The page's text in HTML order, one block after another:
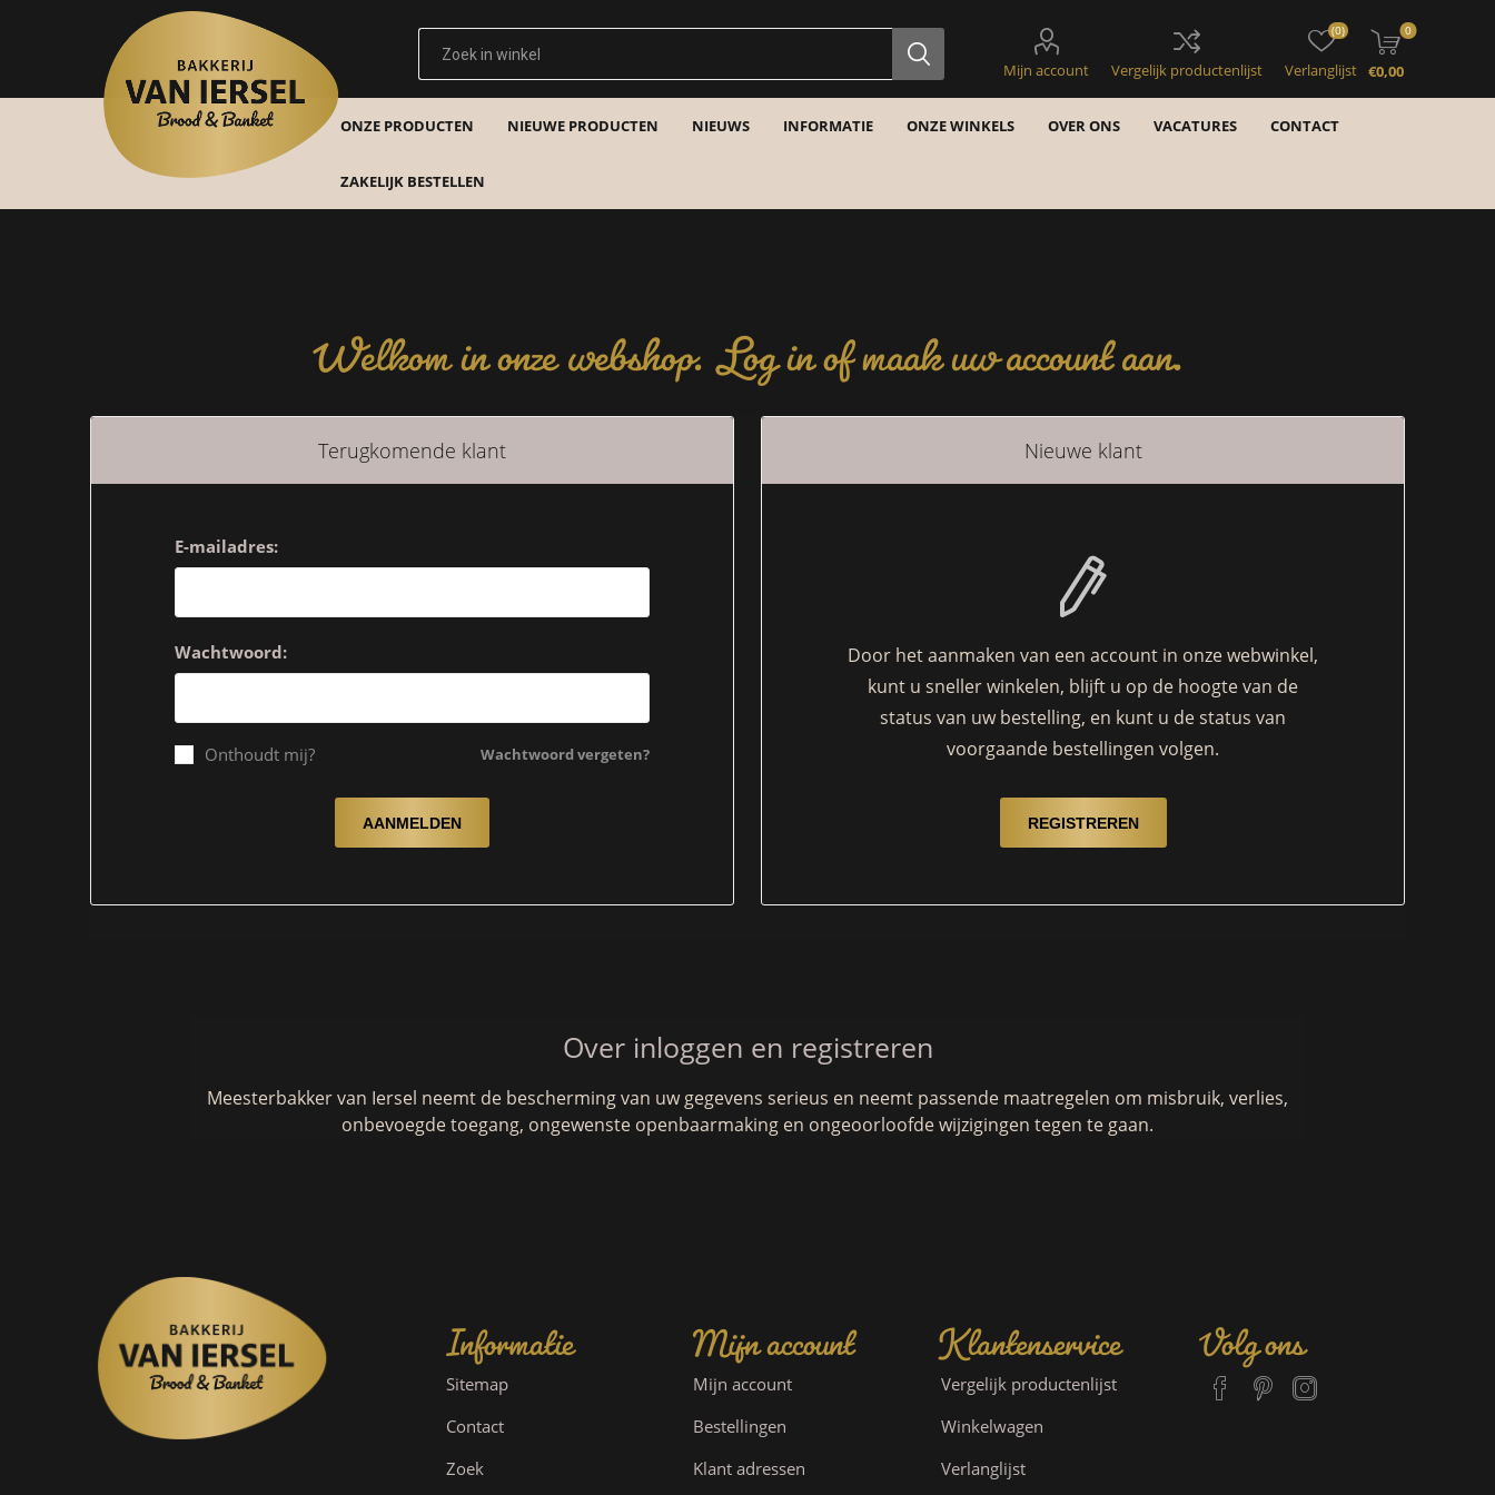
Mijn account Vergelijk productenlijst Verlanglijst
(0) 0
€0,00
ONZE PRODUCTEN NIEUWE PRODUCTEN NIEUWS INFORMATIE ONZE WINKELS OVER ONS VACATURES CONTACT
ZAKELIJK BESTELLEN
Welkom in onze webshop. Log in of maak uw account aan.
Nieuwe klant
Door het aanmaken van een account in onze webwinkel,
kunt u sneller winkelen, blijft u op de hoogte van de
status van uw bestelling, en kunt u de status van
voorgaande bestellingen volgen.
Terugkomende klant
E-mailadres:
Wachtwoord:
Wachtwoord vergeten?
Onthoudt mij?
Over inloggen en registreren
Meesterbakker van Iersel neemt de bescherming van uw gegevens serieus en neemt passende maatregelen om misbruik, verlies,
onbevoegde toegang, ongewenste openbaarmaking en ongeoorloofde wijzigingen tegen te gaan.
Informatie
Sitemap
Contact
Zoek
Mijn account
Mijn account
Bestellingen
Klant adressen
Klantenservice
Vergelijk productenlijst
Winkelwagen
Verlanglijst
Volg ons